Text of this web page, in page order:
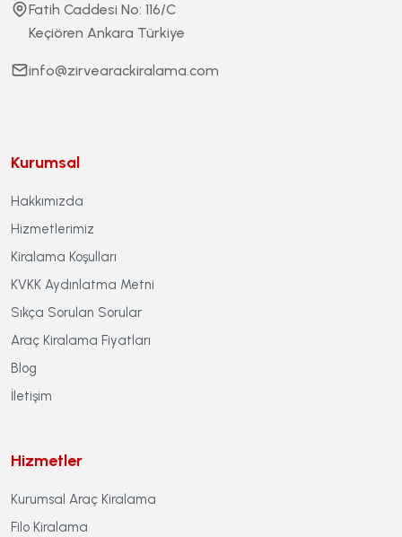
Fatih Caddesi No: 116/C
Keçiören Ankara Türkiye
info@zirvearackiralama.com
Kurumsal
Hakkımızda
Hizmetlerimiz
Kiralama Koşulları
KVKK Aydınlatma Metni
Sıkça Sorulan Sorular
Araç Kiralama Fiyatları
Blog
İletişim
Hizmetler
Kurumsal Araç Kiralama
Filo Kiralama